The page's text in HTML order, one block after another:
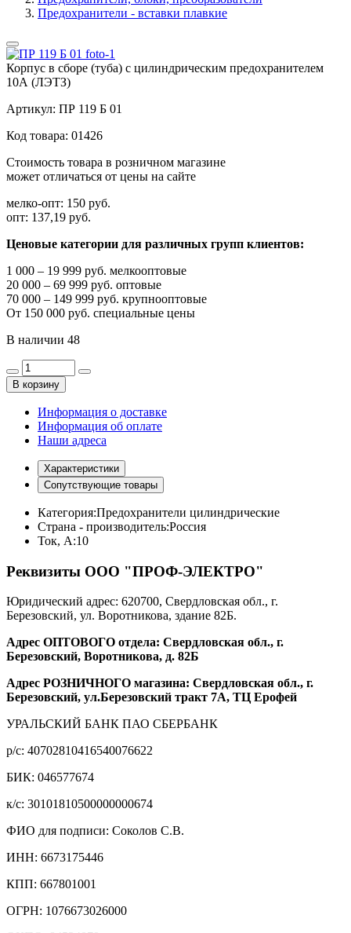
Предохранители - вставки плавкие
Корпус в сборе (туба) с цилиндрическим предохранителем
10А (ЛЭТЗ)
Артикул: ПР 119 Б 01
Код товара: 01426
Стоимость товара в розничном магазине
может отличаться от цены на сайте
мелко-опт: 150 руб.
опт: 137,19 руб.
Ценовые категории для различных групп клиентов:
1 000 – 19 999 руб. мелкооптовые
20 000 – 69 999 руб. оптовые
70 000 – 149 999 руб. крупнооптовые
От 150 000 руб. специальные цены
В наличии 48
В корзину
Информация о доставке
Информация об оплате
Наши адреса
Характеристики
Сопутствующие товары
Категория:Предохранители цилиндрические
Страна - производитель:Россия
Ток, А:10
Реквизиты ООО "ПРОФ-ЭЛЕКТРО"
Юридический адрес: 620700, Свердловская обл., г.
Березовский, ул. Воротникова, здание 82Б.
Адрес ОПТОВОГО отдела: Свердловская обл., г.
Березовский, Воротникова, д. 82Б
Адрес РОЗНИЧНОГО магазина: Свердловская обл., г.
Березовский, ул.Березовский тракт 7А, ТЦ Ерофей
УРАЛЬСКИЙ БАНК ПАО СБЕРБАНК
р/c: 40702810416540076622
БИК: 046577674
к/c: 30101810500000000674
ФИО для подписи: Соколов С.В.
ИНН: 6673175446
КПП: 667801001
ОГРН: 1076673026000